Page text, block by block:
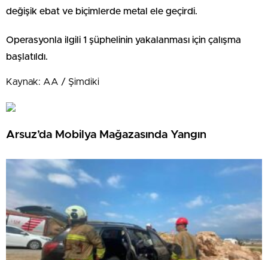
değişik ebat ve biçimlerde metal ele geçirdi.
Operasyonla ilgili 1 şüphelinin yakalanması için çalışma
başlatıldı.
Kaynak: AA / Şimdiki
Arsuz’da Mobilya Mağazasında Yangın